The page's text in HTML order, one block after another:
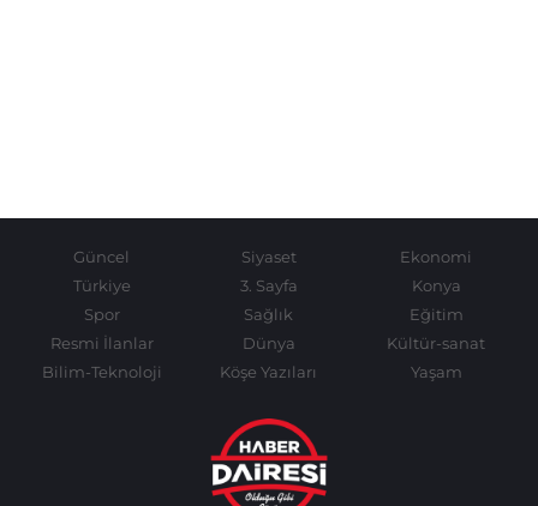
Güncel Siyaset
Ekonomi
Türkiye
3. Sayfa
Konya
Spor
Sağlık
Eğitim
Resmi İlanlar
Dünya
Kültür-sanat
Bilim-Teknoloji
Köşe Yazıları Yaşam